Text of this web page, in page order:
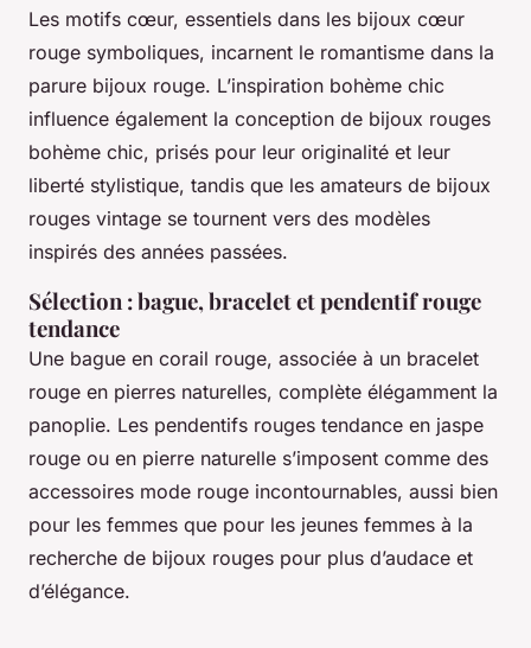
Les motifs cœur, essentiels dans les bijoux cœur
rouge symboliques, incarnent le romantisme dans la
parure bijoux rouge. L’inspiration bohème chic
influence également la conception de bijoux rouges
bohème chic, prisés pour leur originalité et leur
liberté stylistique, tandis que les amateurs de bijoux
rouges vintage se tournent vers des modèles
inspirés des années passées.
Sélection : bague, bracelet et pendentif rouge
tendance
Une bague en corail rouge, associée à un bracelet
rouge en pierres naturelles, complète élégamment la
panoplie. Les pendentifs rouges tendance en jaspe
rouge ou en pierre naturelle s’imposent comme des
accessoires mode rouge incontournables, aussi bien
pour les femmes que pour les jeunes femmes à la
recherche de bijoux rouges pour plus d’audace et
d’élégance.